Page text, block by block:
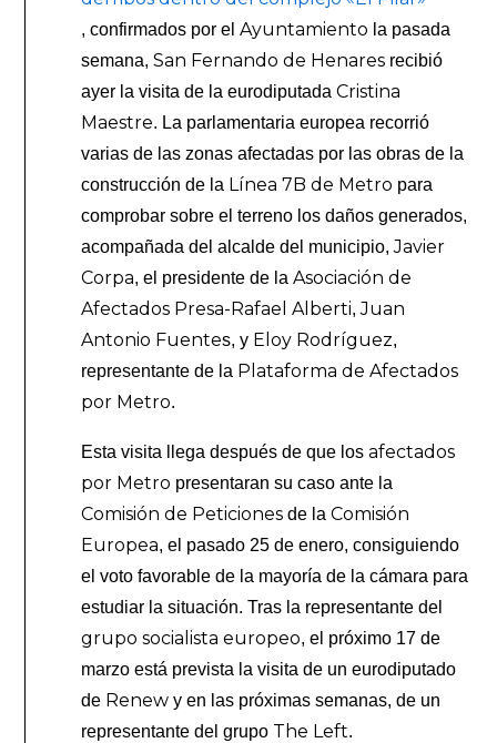
, confirmados por elAyuntamiento la pasada
semana,San Fernando de Henares recibió
ayer la visita de la eurodiputada Cristina
Maestre. La parlamentaria europea recorrió
varias de las zonas afectadas por las obras de la
construcción de la Línea 7B de Metro para
comprobar sobre el terreno los daños generados,
acompañada del alcalde del municipio,Javier
Corpa, el presidente de la Asociación de
Afectados Presa-Rafael Alberti,Juan
Antonio Fuentes, y Eloy Rodríguez,
representante de la Plataforma de Afectados
por Metro.
Esta visita llega después de que los afectados
por Metro presentaran su caso ante la
Comisión de Peticiones de laComisión
Europea, el pasado 25 de enero, consiguiendo
el voto favorable de la mayoría de la cámara para
estudiar la situación. Tras la representante del
grupo socialista europeo, el próximo 17 de
marzo está prevista la visita de un eurodiputado
de Renew y en las próximas semanas, de un
representante del grupo The Left.